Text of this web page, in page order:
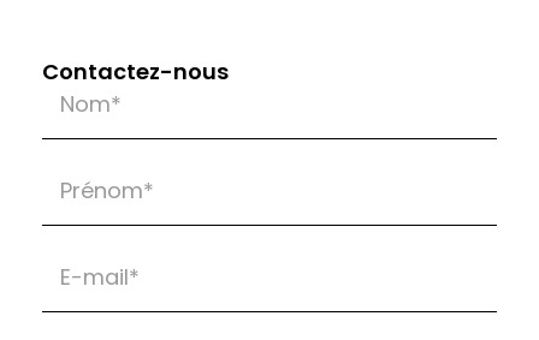
Contactez-nous